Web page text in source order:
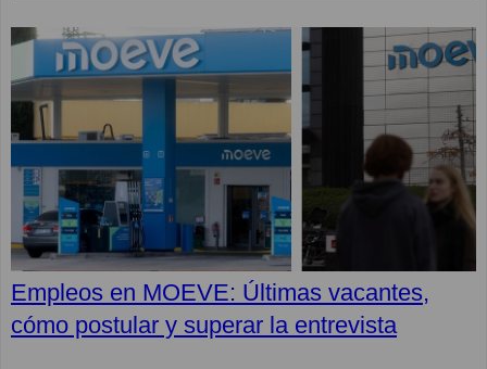
Empleos en MOEVE: Últimas vacantes,
cómo postular y superar la entrevista